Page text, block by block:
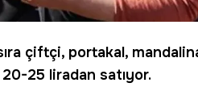
çiftçi, portakal,
25 liradan satıyor.